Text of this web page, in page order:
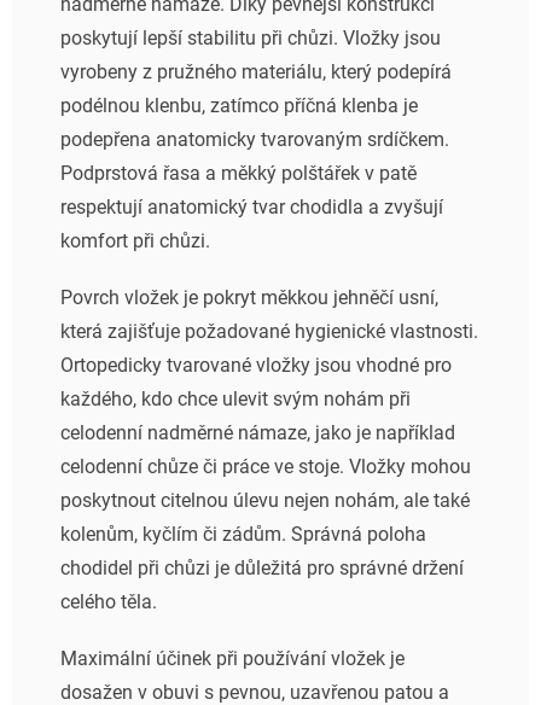
poskytují lepší stabilitu při chůzi. Vložky jsou
vyrobeny z pružného materiálu, který podepírá
podélnou klenbu, zatímco příčná klenba je
podepřena anatomicky tvarovaným srdíčkem.
Podprstová řasa a měkký polštářek v patě
respektují anatomický tvar chodidla a zvyšují
komfort při chůzi.
Povrch vložek je pokryt měkkou jehněčí usní,
která zajišťuje požadované hygienické vlastnosti.
Ortopedicky tvarované vložky jsou vhodné pro
každého, kdo chce ulevit svým nohám při
celodenní nadměrné námaze, jako je například
celodenní chůze či práce ve stoje. Vložky mohou
poskytnout citelnou úlevu nejen nohám, ale také
kolenům, kyčlím či zádům. Správná poloha
chodidel při chůzi je důležitá pro správné držení
celého těla.
Maximální účinek při používání vložek je
dosažen v obuvi s pevnou, uzavřenou patou a